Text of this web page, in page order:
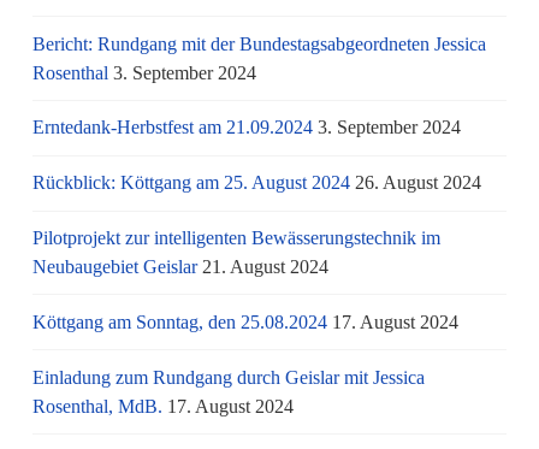
Bericht: Rundgang mit der Bundestagsabgeordneten Jessica
Rosenthal 3. September 2024
Erntedank-Herbstfest am 21.09.2024 3. September 2024
Rückblick: Köttgang am 25. August 2024 26. August 2024
Pilotprojekt zur intelligenten Bewässerungstechnik im
Neubaugebiet Geislar 21. August 2024
Köttgang am Sonntag, den 25.08.2024 17. August 2024
Einladung zum Rundgang durch Geislar mit Jessica
Rosenthal, MdB. 17. August 2024